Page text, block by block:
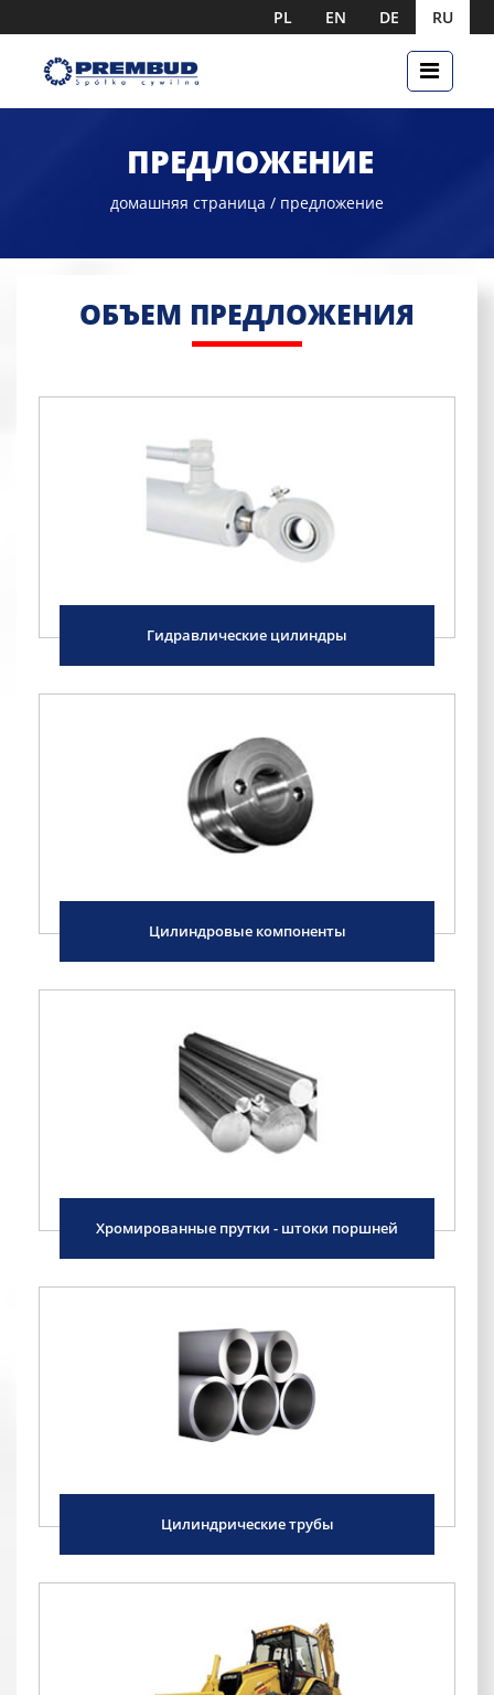
PL EN DE RU
ПРЕДЛОЖЕНИЕ
домашняя страница / предложение
ОБЪЕМ ПРЕДЛОЖЕНИЯ
Гидравлические цилиндры
Цилиндровые компоненты
Хромированные прутки - штоки поршней
Цилиндрические трубы